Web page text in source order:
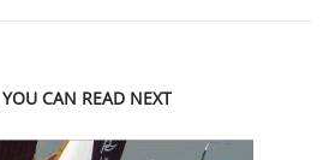
CAN READ NEXT